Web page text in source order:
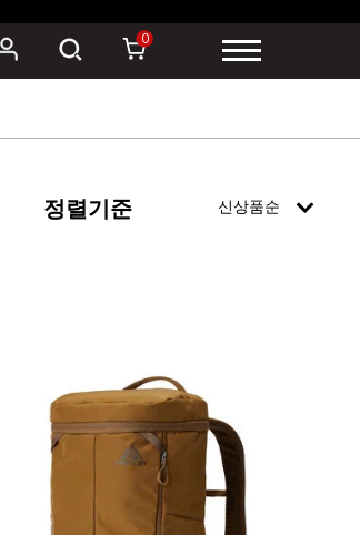
0
정렬기준 신상품순